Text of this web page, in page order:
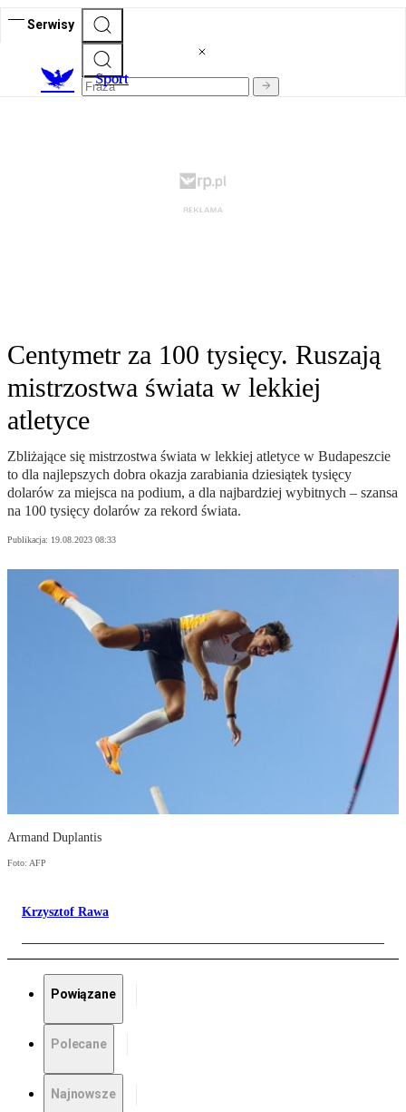
Serwisy
Sport
Centymetr za 100 tysięcy. Ruszają
mistrzostwa świata w lekkiej
atletyce
Zbliżające się mistrzostwa świata w lekkiej atletyce w Budapeszcie
to dla najlepszych dobra okazja zarabiania dziesiątek tysięcy
dolarów za miejsca na podium, a dla najbardziej wybitnych – szansa
na 100 tysięcy dolarów za rekord świata.
Publikacja: 19.08.2023 08:33
Armand Duplantis
Foto: AFP
Krzysztof Rawa
Powiązane
Polecane
Najnowsze